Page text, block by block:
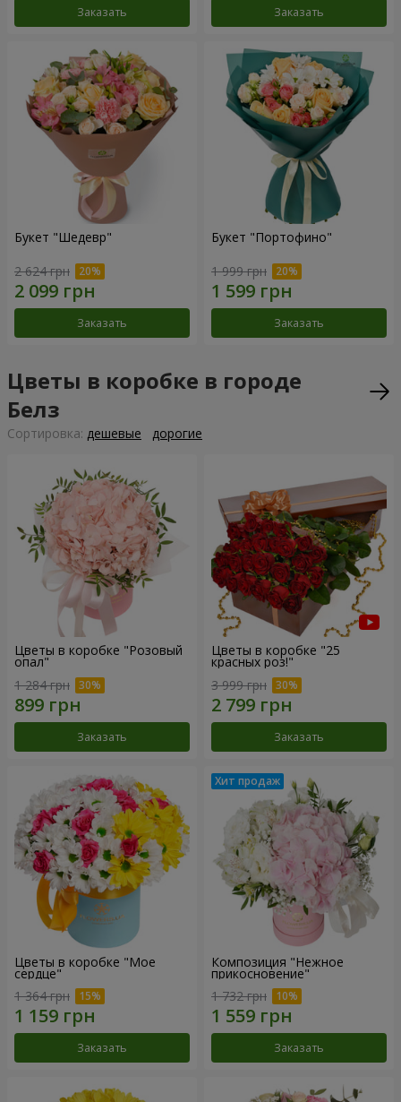
Заказать Заказать
Букет "Шедевр"
2 624 грн
Заказать
Букет "Портофино"
1 999 грн
Заказать
Цветы в коробке в городе
Белз
Cортировка: дешевые дорогие
Цветы в коробке "Розовый
опал"
1 284 грн
Заказать
Цветы в коробке "25
красных роз!"
3 999 грн
Заказать
Цветы в коробке "Мое
сердце"
1 364 грн
Заказать
Композиция "Нежное
прикосновение"
1 732 грн
Заказать